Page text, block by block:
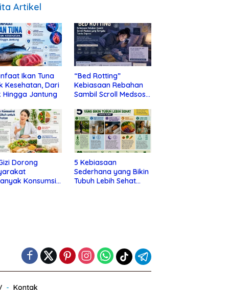
Artikel
Ikan Tuna
Kesehatan, Dari
Hingga Jantung
“Bed Rotting”
Kebiasaan Rebahan
Sambil Scroll Medsos
Depresi
Dorong
Konsumsi
5 Kebiasaan
Sederhana yang Bikin
Tubuh Lebih Sehat
Kontak